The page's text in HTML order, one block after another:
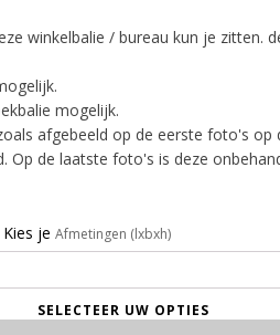
winkelbalie / bureau kun je zitten.
mogelijk.
afgebeeld op de eerste foto's op
Op de laatste foto's is deze
Kies je Afmetingen (lxbxh)